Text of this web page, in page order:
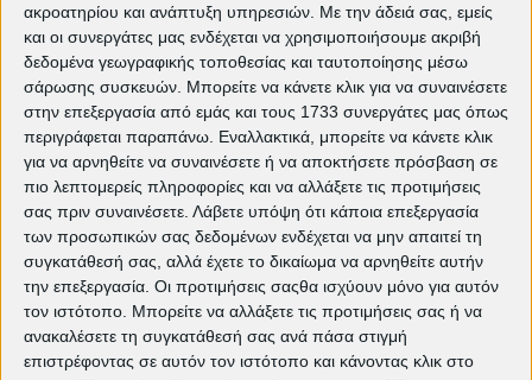
ακροατηρίου και ανάπτυξη υπηρεσιών. Με την άδειά σας, εμείς
και οι συνεργάτες μας ενδέχεται να χρησιμοποιήσουμε ακριβή
δεδομένα γεωγραφικής τοποθεσίας και ταυτοποίησης μέσω
σάρωσης συσκευών. Μπορείτε να κάνετε κλικ για να συναινέσετε
στην επεξεργασία από εμάς και τους 1733 συνεργάτες μας όπως
περιγράφεται παραπάνω. Εναλλακτικά, μπορείτε να κάνετε κλικ
για να αρνηθείτε να συναινέσετε ή να αποκτήσετε πρόσβαση σε
πιο λεπτομερείς πληροφορίες και να αλλάξετε τις προτιμήσεις
σας πριν συναινέσετε. Λάβετε υπόψη ότι κάποια επεξεργασία
των προσωπικών σας δεδομένων ενδέχεται να μην απαιτεί τη
συγκατάθεσή σας, αλλά έχετε το δικαίωμα να αρνηθείτε αυτήν
την επεξεργασία. Οι προτιμήσεις σαςθα ισχύουν μόνο για αυτόν
τον ιστότοπο. Μπορείτε να αλλάξετε τις προτιμήσεις σας ή να
ανακαλέσετε τη συγκατάθεσή σας ανά πάσα στιγμή
επιστρέφοντας σε αυτόν τον ιστότοπο και κάνοντας κλικ στο
Τσατάκ | EDITORIAL
Είναι οι «Συνάδελφοι ηρωικοί
οικοδόμοι...» Οι δικοί μας ήρωες! |
EDITORIAL
Το Μπλε Καφτάνι της Μαριάμ
Τουζανί | EDITORIAL
"The Whale" του Ντάρεν Αρονόφσκι
| EDITORIAL
Πίσω από τις Θημωνιές | EDITORIAL
"Μαύρος Κότσυφας, Μαύρο